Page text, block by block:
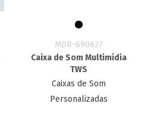
MDR-690627
Caixa de Som Multimídia
TWS
Caixas de Som
Personalizadas